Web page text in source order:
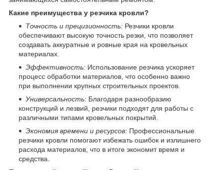
Какие преимущества у резчика кровли?
Точность и прецизионность: Резчики кровли
обеспечивают высокую точность резки, что позволяет
создавать аккуратные и ровные края на кровельных
материалах.
Эффективность: Использование резчика ускоряет
процесс обработки материалов, что особенно важно
при выполнении крупных строительных проектов.
Универсальность: Благодаря разнообразию
конструкций и лезвий, резчики подходят для работы с
различными типами кровельных покрытий.
Экономия времени и ресурсов: Профессиональные
резчики кровли помогают избежать ошибок и излишнего
расхода материалов, что в итоге экономит время и
средства.